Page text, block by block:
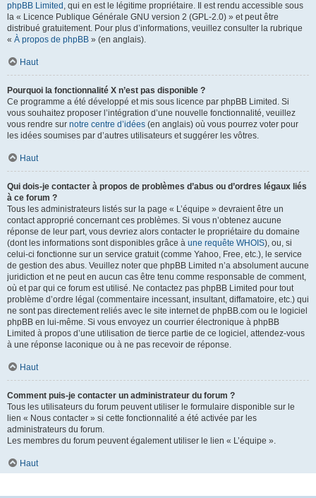
phpBB Limited , qui en est le légitime propriétaire. Il est rendu accessible sous
la « Licence Publique Générale GNU version 2 (GPL-2.0) » et peut être
distribué gratuitement. Pour plus d’informations, veuillez consulter la rubrique
« À propos de phpBB » (en anglais).
Haut
Pourquoi la fonctionnalité X n’est pas disponible ?
Ce programme a été développé et mis sous licence par phpBB Limited. Si
vous souhaitez proposer l’intégration d’une nouvelle fonctionnalité, veuillez
vous rendre sur notre centre d’idées (en anglais) où vous pourrez voter pour
les idées soumises par d’autres utilisateurs et suggérer les vôtres.
Haut
Qui dois-je contacter à propos de problèmes d’abus ou d’ordres légaux liés
à ce forum ?
Tous les administrateurs listés sur la page « L’équipe » devraient être un
contact approprié concernant ces problèmes. Si vous n’obtenez aucune
réponse de leur part, vous devriez alors contacter le propriétaire du domaine
(dont les informations sont disponibles grâce à une requête WHOIS), ou, si
celui-ci fonctionne sur un service gratuit (comme Yahoo, Free, etc.), le service
de gestion des abus. Veuillez noter que phpBB Limited n’a absolument aucune
juridiction et ne peut en aucun cas être tenu comme responsable de comment,
où et par qui ce forum est utilisé. Ne contactez pas phpBB Limited pour tout
problème d’ordre légal (commentaire incessant, insultant, diffamatoire, etc.) qui
ne sont pas directement reliés avec le site internet de phpBB.com ou le logiciel
phpBB en lui-même. Si vous envoyez un courrier électronique à phpBB
Limited à propos d’une utilisation de tierce partie de ce logiciel, attendez-vous
à une réponse laconique ou à ne pas recevoir de réponse.
Haut
Comment puis-je contacter un administrateur du forum ?
Tous les utilisateurs du forum peuvent utiliser le formulaire disponible sur le
lien « Nous contacter » si cette fonctionnalité a été activée par les
administrateurs du forum.
Les membres du forum peuvent également utiliser le lien « L’équipe ».
Haut